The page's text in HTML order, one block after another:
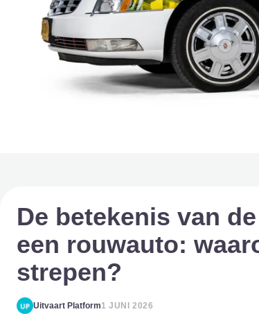
De betekenis van
een rouwauto:
strepen?
Uitvaart Platform1 JUNI 2026